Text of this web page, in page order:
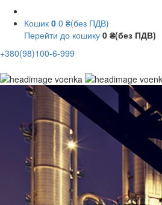
Кошик 0 0 ₴(без ПДВ)
Перейти до кошику 0 ₴(без ПДВ)
+380(98)100-6-999